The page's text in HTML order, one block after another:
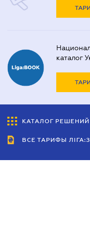
каталог
КАТАЛОГ РЕШЕНИЙ
ВСЕ ТАРИФЫ